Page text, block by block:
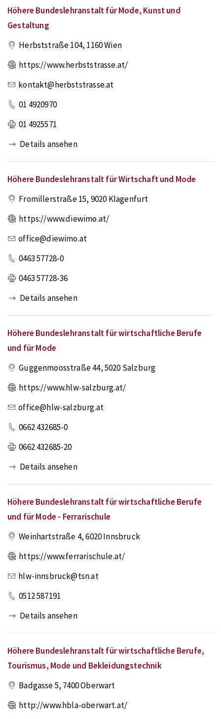
Höhere Bundeslehranstalt für Mode, Kunst und
Gestaltung
Herbststraße 104, 1160Wien
https://www.herbststrasse.at/
kontakt@herbststrasse.at
01 4920970
01 4925571
Details ansehen
Höhere Bundeslehranstalt für Wirtschaft und Mode
Fromillerstraße 15, 9020 Klagenfurt
https://www.diewimo.at/
office@diewimo.at
0463 57728-0
0463 57728-36
Details ansehen
Höhere Bundeslehranstalt für wirtschaftliche Berufe
und für Mode
Guggenmoosstraße 44,5020Salzburg
https://www.hlw-salzburg.at/
office@hlw-salzburg.at
0662 432685-0
0662 432685-20
Details ansehen
Höhere Bundeslehranstalt für wirtschaftliche Berufe
und für Mode - Ferrarischule
Weinhartstraße 4,6020Innsbruck
https://www.ferrarischule.at/
hlw-innsbruck@tsn.at
0512 587191
Details ansehen
Höhere Bundeslehranstalt für wirtschaftliche Berufe,
Tourismus, Mode und Bekleidungstechnik
Badgasse 5, 7400Oberwart
http://www.hbla-oberwart.at/